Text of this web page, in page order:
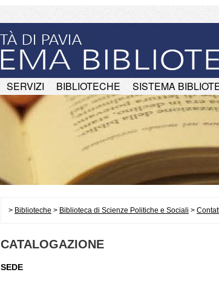
SERVIZI BIBLIOTECHE SISTEMA
> Biblioteche > Biblioteca di Scienze Politiche e Sociali >
CATALOGAZIONE
SEDE